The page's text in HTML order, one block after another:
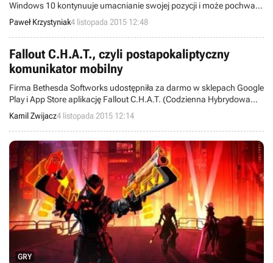
Windows 10 kontynuuje umacnianie swojej pozycji i może pochwalić
się wzrostem o niemal 3 punkty procentowe w porównaniu z
poprzednim miesiącem.
Paweł Krzystyniak4 listopada 2015 12:48
Fallout C.H.A.T., czyli postapokaliptyczny
komunikator mobilny
Firma Bethesda Softworks udostępniła za darmo w sklepach Google
Play i App Store aplikację Fallout C.H.A.T. (Codzienna Hybrydowa
Aplikacja Telekomunikacyjna), która pozwoli urozmaicić pisane
przez Was wiadomości m.in. o falloutowe gify.
Kamil Zwijacz4 listopada 2015 12:14
GRY